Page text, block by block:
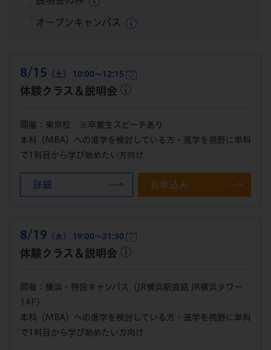
オープンキャンパス
8/15 （土） 10:00～12:15
体験クラス＆説明会
開催：東京校 ※卒業生スピーチあり
本科（MBA）への進学を検討している方・進学を視野に単科
で1科目から学び始めたい方向け
詳細 お申込み
8/19 （水） 19:00～21:30
体験クラス＆説明会
開催：横浜・特設キャンパス（JR横浜駅直結 JR横浜タワー
14F）
本科（MBA）への進学を検討している方・進学を視野に単科
で1科目から学び始めたい方向け